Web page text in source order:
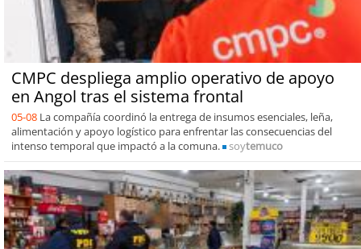
CMPC despliega amplio operativo de apoyo
en Angol tras el sistema frontal
05-08 La compañía coordinó la entrega de insumos esenciales, leña,
alimentación y apoyo logístico para enfrentar las consecuencias del
intenso temporal que impactó a la comuna.
soytemuco